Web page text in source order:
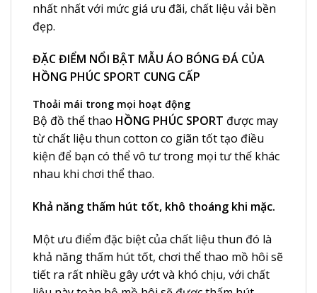
nhất nhất với mức giá ưu đãi, chất liệu vải bền
đẹp.
ĐẶC ĐIỂM NỔI BẬT MẪU ÁO BÓNG ĐÁ CỦA
HỒNG PHÚC SPORT CUNG CẤP
Thoải mái trong mọi hoạt động
Bộ đồ thể thao HỒNG PHÚC SPORT được may
từ chất liệu thun cotton co giãn tốt tạo điều
kiện để bạn có thể vô tư trong mọi tư thế khác
nhau khi chơi thể thao.
Khả năng thấm hút tốt, khô thoáng khi mặc.
Một ưu điểm đặc biệt của chất liệu thun đó là
khả năng thấm hút tốt, chơi thể thao mồ hôi sẽ
tiết ra rất nhiều gây ướt và khó chịu, với chất